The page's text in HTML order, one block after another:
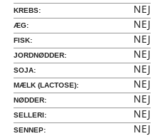
KREBS: NEJ
ÆG: NEJ
FISK: NEJ
JORDNØDDER: NEJ
SOJA: NEJ
MÆLK (LACTOSE): NEJ
NØDDER: NEJ
SELLERI: NEJ
SENNEP: NEJ